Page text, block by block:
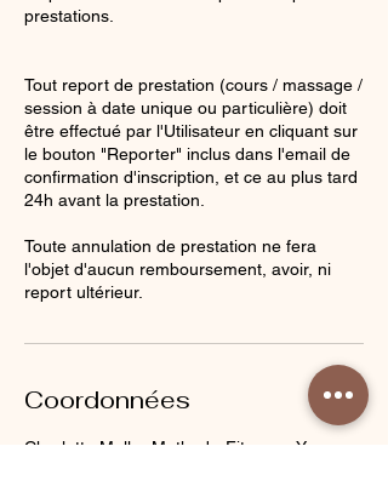
prestations.
Tout report de prestation (cours / massage /
session à date unique ou particulière) doit
être effectué par l'Utilisateur en cliquant sur
le bouton "Reporter" inclus dans l'email de
confirmation d'inscription, et ce au plus tard
24h avant la prestation.
Toute annulation de prestation ne fera
l'objet d'aucun remboursement, avoir, ni
report ultérieur.
Coordonnées
Charlotte Muller Method - Fitness - Yoga -